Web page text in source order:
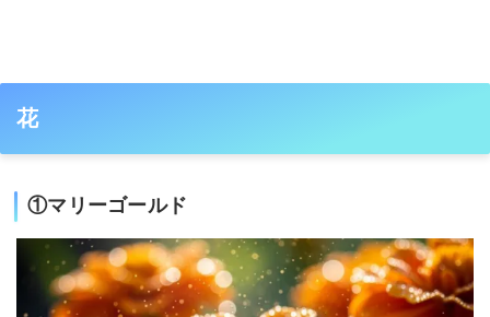
花
①マリーゴールド